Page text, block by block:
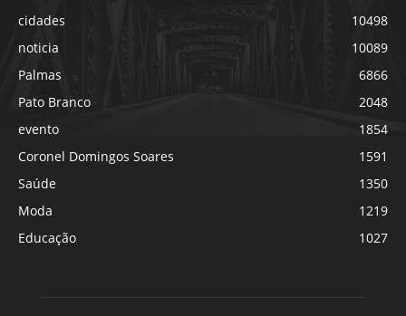
cidades
10498
noticia
10089
Palmas
6866
Pato Branco
2048
evento
1854
Coronel Domingos Soares
1591
Saúde
1350
Moda
1219
Educação
1027